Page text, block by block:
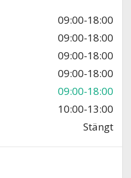
09:00-18:00
09:00-18:00
09:00-18:00
09:00-18:00
09:00-18:00
10:00-13:00
Stängt